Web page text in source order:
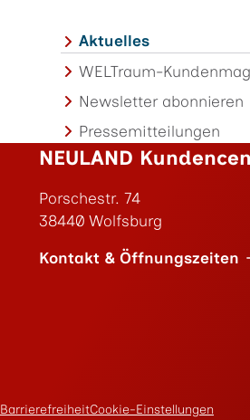
Aktuelles
WELTraum-
Newsletter abonnieren
Pressemitteilungen
NEULAND
Porschestr. 74
38440 Wolfsburg
Kontakt & Öffnungszeiten
BarrierefreiheitCookie-Einstellungen